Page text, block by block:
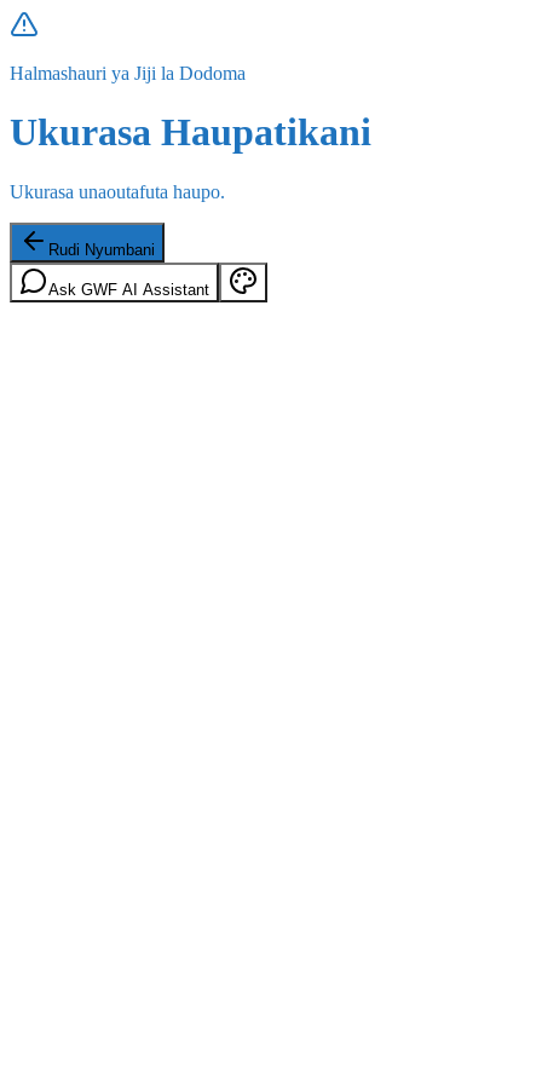
Halmashauri ya Jiji la Dodoma
Ukurasa Haupatikani
Ukurasa unaoutafuta haupo.
Rudi Nyumbani
Ask GWF AI Assistant